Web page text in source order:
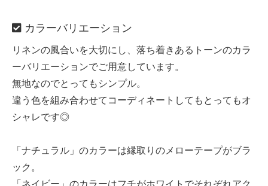
カラーバリエーション
リネンの風合いを大切にし、落ち着きあるトーンのカラ
ーバリエーションでご用意しています。
無地なのでとってもシンプル。
違う色を組み合わせてコーディネートしてもとってもオ
シャレです◎
「ナチュラル」のカラーは縁取りのメローテープがブラ
ック。